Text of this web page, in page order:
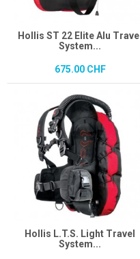
Hollis ST 22 Elite Alu Travel
System...
675.00 CHF
Hollis L.T.S. Light Travel
System...